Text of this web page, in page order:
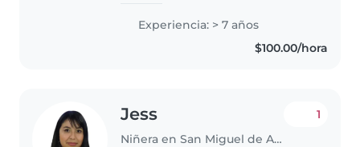
y actualmente estudio Artes
Visuales en San Miguel de
Allende. Desde pequeña he
Experiencia: > 7 años
$100.00/hora
Jess
Niñera en San Miguel de Allende
1